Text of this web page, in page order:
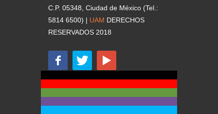
C.P. 05348, Ciudad de México (Tel.:
5814 6500) | UAM DERECHOS
RESERVADOS 2018